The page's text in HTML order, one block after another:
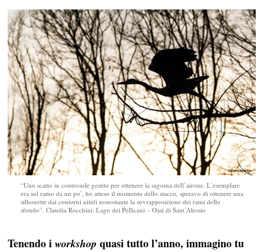
“Uno scatto in controsole gestito per ottenere la sagoma dell’airone. L’esemplare
era sul ramo da un po’, ho atteso il momento dello stacco, speravo di ottenere una
silhouette dai contorni nitidi nonostante la sovrapposizione dei rami dello
sfondo”. Claudia Rocchini. Lago dei Pellicani – Oasi di Sant’Alessio
Tenendo iworkshop quasi tutto l’anno, immagino tu